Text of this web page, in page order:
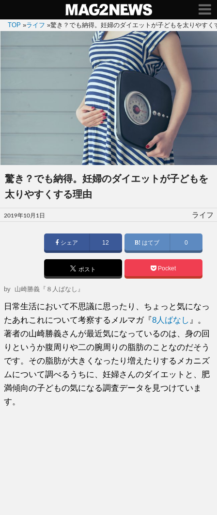
TOP »ライフ »驚き？でも納得。妊婦のダイエットが子どもを太りやすく
驚き？でも納得。妊婦のダイエットが子どもを
太りやすくする理由
投
稿
2019年10月1日 ライフ
シェア 12 はてブ 0
ポスト Pocket
by 山崎勝義『８人ばなし』
日常生活において不思議に思ったり、ちょっと気になっ
たあれこれについて考察するメルマガ『8人ばなし 』。
著者の山崎勝義さんが最近気になっているのは、身の回
りというか腹周りや二の腕周りの脂肪のことなのだそう
です。その脂肪が大きくなったり増えたりするメカニズ
ムについて調べるうちに、妊婦さんのダイエットと、肥
満傾向の子どもの気になる調査データを見つけていま
す。